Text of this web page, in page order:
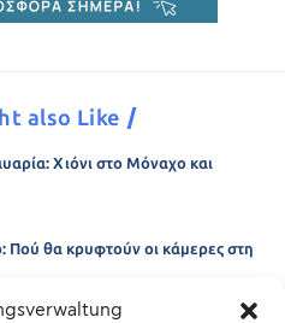
also Like
Χιόνι στο Μόναχο και
Πού θα κρυφτούν οι κάμερες στη